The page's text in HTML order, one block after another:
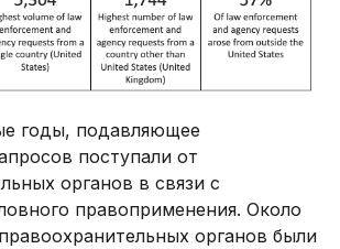
годы, подавляющее
поступали от
органов в связи с
правоприменения. Около
органов были